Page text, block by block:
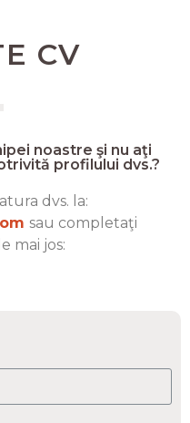
CV
noastre şi nu aţi
profilului dvs.?
dvs. la:
sau completaţi
mai jos: